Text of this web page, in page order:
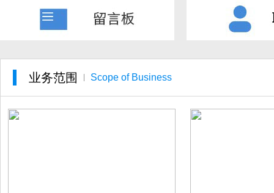
业务范围 Scope of Business